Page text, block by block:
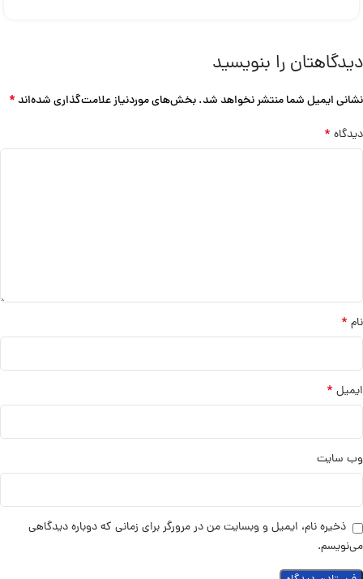
دیدگاهتان را بنویسید
نشانی ایمیل شما منتشر نخواهد شد.بخش‌های موردنیاز علامت‌گذاری شده‌اند*
دیدگاه *
نام *
ایمیل *
وب‌ سایت
ذخیره نام، ایمیل و وبسایت من در مرورگر برای زمانی که دوباره دیدگاهی
می‌نویسم.